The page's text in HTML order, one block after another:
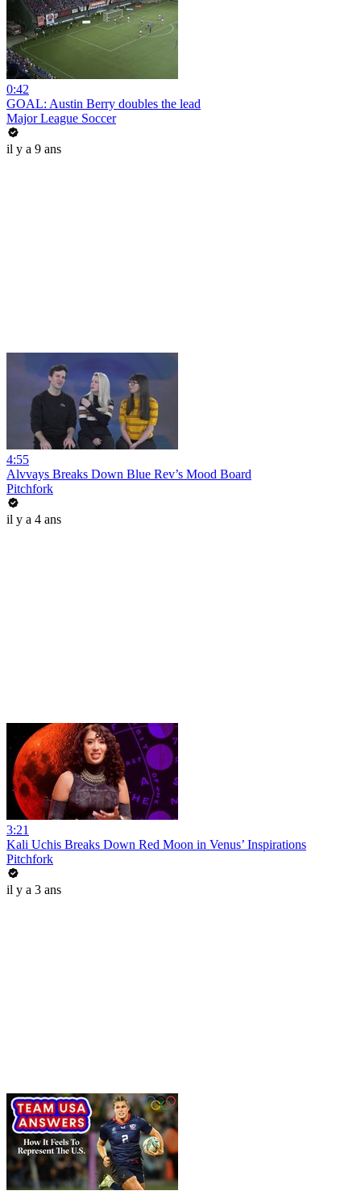
0:42
GOAL: Austin Berry doubles the lead
Major League Soccer
il y a 9 ans
4:55
Alvvays Breaks Down Blue Rev’s Mood Board
Pitchfork
il y a 4 ans
3:21
Kali Uchis Breaks Down Red Moon in Venus’ Inspirations
Pitchfork
il y a 3 ans